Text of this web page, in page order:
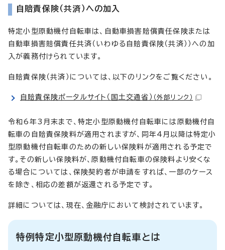
自賠責保険（共済）への加入
特定小型原動機付自転車は、自動車損害賠償責任保険または
自動車損害賠償責任共済（いわゆる自賠責保険（共済））への加
入が義務付けられています。
自賠責保険（共済）については、以下のリンクをご覧ください。
自賠責保険ポータルサイト（国土交通省） （外部リンク）
令和6年3月末まで、特定小型原動機付自転車には原動機付自
転車の自賠責保険料が適用されますが、同年4月以降は特定小
型原動機付自転車のための新しい保険料が適用される予定で
す。その新しい保険料が、原動機付自転車の保険料より安くな
る場合については、保険契約者が申請をすれば、一部のケース
を除き、相応の差額が返還される予定です。
詳細については、現在、金融庁において検討されています。
特例特定小型原動機付自転車とは